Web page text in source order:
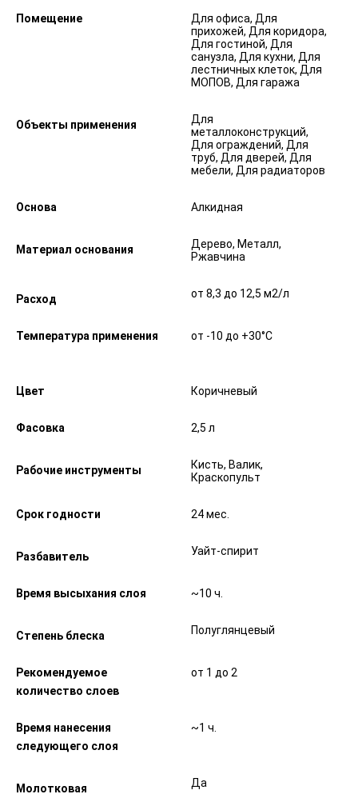
Помещение
Для офиса, Для
прихожей, Для коридора,
Для гостиной, Для
санузла, Для кухни, Для
лестничных клеток, Для
МОПОВ, Для гаража
Объекты применения
Для
металлоконструкций,
Для ограждений, Для
труб, Для дверей, Для
мебели, Для радиаторов
Основа Алкидная
Материал основания
Дерево, Металл,
Ржавчина
Расход от 8,3 до 12,5 м2/л
Температура применения от -10 до +30°С
Цвет Коричневый
Фасовка 2,5 л
Рабочие инструменты
Кисть, Валик,
Краскопульт
Срок годности 24 мес.
Разбавитель Уайт-спирит
Время высыхания слоя ~10 ч.
Степень блеска Полуглянцевый
Рекомендуемое
количество слоев
от 1 до 2
Время нанесения
следующего слоя
~1 ч.
Молотковая Да